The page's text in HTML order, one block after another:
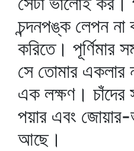
চন্দনপঙ্ক লেপন
করিতে। পূর্ণিমার
সে তোমার একলার
এক লক্ষণ। চাঁদের
পয়ার এবং
আছে।